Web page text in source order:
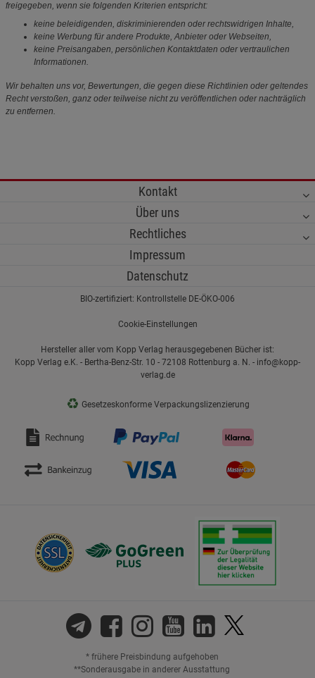
freigegeben, wenn sie folgenden Kriterien entspricht:
keine beleidigenden, diskriminierenden oder rechtswidrigen Inhalte,
keine Werbung für andere Produkte, Anbieter oder Webseiten,
keine Preisangaben, persönlichen Kontaktdaten oder vertraulichen
Informationen.
Wir behalten uns vor, Bewertungen, die gegen diese Richtlinien oder geltendes
Recht verstoßen, ganz oder teilweise nicht zu veröffentlichen oder nachträglich
zu entfernen.
Kontakt
Über uns
Rechtliches
Impressum
Datenschutz
BIO-zertifiziert: Kontrollstelle DE-ÖKO-006
Cookie-Einstellungen
Hersteller aller vom Kopp Verlag herausgegebenen Bücher ist:
Kopp Verlag e.K. - Bertha-Benz-Str. 10 - 72108 Rottenburg a. N. - info@kopp-
verlag.de
♻ Gesetzeskonforme Verpackungslizenzierung
* frühere Preisbindung aufgehoben
**Sonderausgabe in anderer Ausstattung